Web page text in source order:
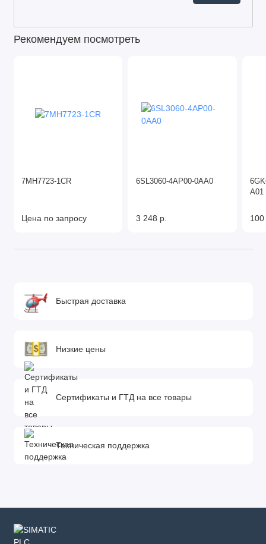
Рекомендуем посмотреть
7MH7723-1CR
Цена по запросу
6SL3060-4AP00-0AA0
3 248 р.
A01
Быстрая доставка
Низкие цены
Сертификаты и ГТД на все товары
Техническая поддержка